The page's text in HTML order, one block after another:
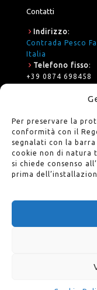
Per preservare la
conformità con il
segnalati con la
cookie non di natura
si chiede consenso
prima
Contatti
Indirizzo:
Contrada Pesco
Italia
Telefono fisso:
+39 0874 698458
Leggi
Credit